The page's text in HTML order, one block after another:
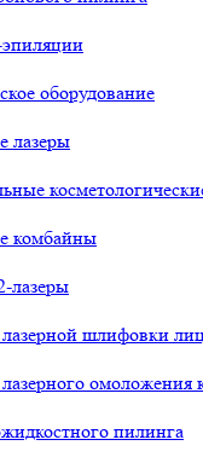
оборудование
лазеры
комбайны
лазеры
шлифовки
омоложения
пилинга